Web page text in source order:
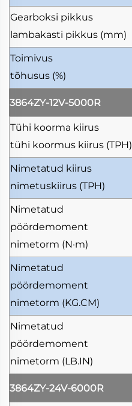
Gearboksi pikkus
lambakasti pikkus (mm)
Toimivus
tõhusus (%)
3864ZY-12V-5000R
Tühi koorma kiirus
tühi koormus kiirus (TPH)
Nimetatud kiirus
nimetuskiirus (TPH)
Nimetatud
pöördemoment
nimetorm (N·m)
Nimetatud
pöördemoment
nimetorm (KG.CM)
Nimetatud
pöördemoment
nimetorm (LB.IN)
3864ZY-24V-6000R